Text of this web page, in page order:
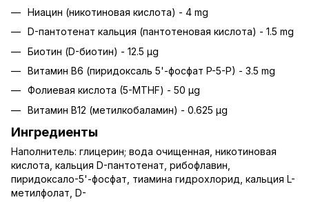
Ниацин (никотиновая кислота) - 4 mg
D-пантотенат кальция (пантотеновая кислота) - 1.5 mg
Биотин (D-биотин) - 12.5 µg
Витамин B6 (пиридоксаль 5'-фосфат P-5-P) - 3.5 mg
Фолиевая кислота (5-MTHF) - 50 µg
Витамин B12 (метилкобаламин) - 0.625 µg
Ингредиенты
Наполнитель: глицерин; вода очищенная, никотиновая
кислота, кальция D-пантотенат, рибофлавин,
пиридоксало-5'-фосфат, тиамина гидрохлорид, кальция L-
метилфолат, D-